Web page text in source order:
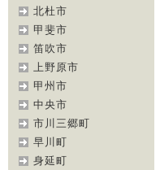
北杜市
甲斐市
笛吹市
上野原市
甲州市
中央市
市川三郷町
早川町
身延町